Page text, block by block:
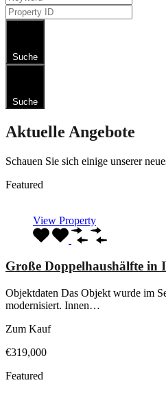
Suche
Suche
Aktuelle Angebote
Schauen Sie sich einige unserer
Featured
View Property
Große Doppelhaushälfte in
Objektdaten Das Objekt wurde im
modernisiert. Innen…
Zum Kauf
€319,000
Featured